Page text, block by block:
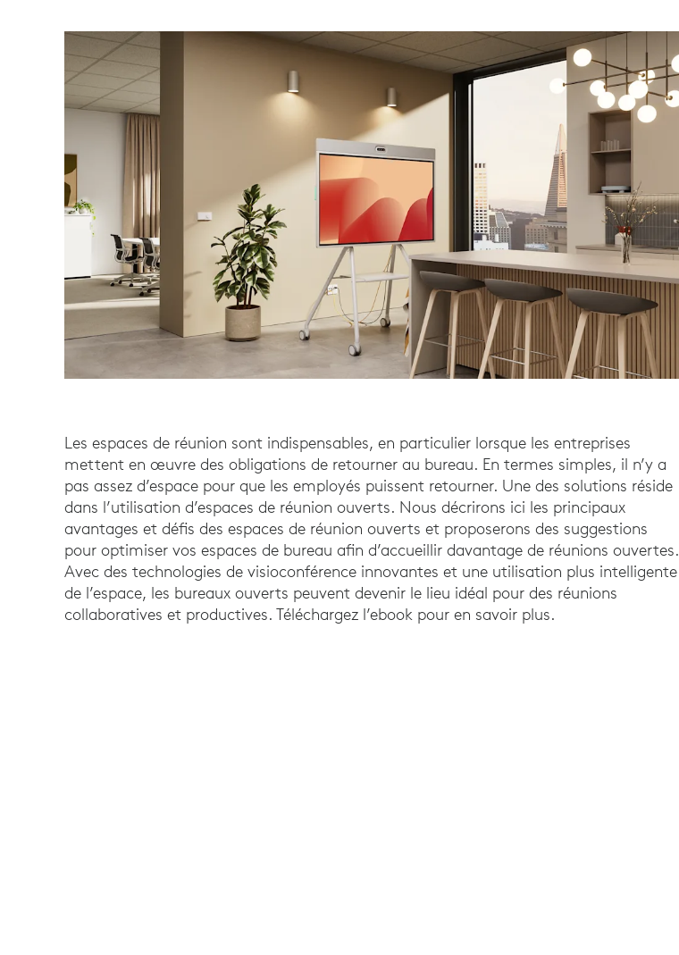
Les espaces de réunion sont indispensables, en particulier lorsque les entreprises
mettent en œuvre des obligations de retourner au bureau. En termes simples, il n’y a
pas assez d’espace pour que les employés puissent retourner. Une des solutions réside
dans l’utilisation d’espaces de réunion ouverts. Nous décrirons ici les principaux
avantages et défis des espaces de réunion ouverts et proposerons des suggestions
pour optimiser vos espaces de bureau afin d’accueillir davantage de réunions ouvertes.
Avec des technologies de visioconférence innovantes et une utilisation plus intelligente
de l’espace, les bureaux ouverts peuvent devenir le lieu idéal pour des réunions
collaboratives et productives. Téléchargez l’ebook pour en savoir plus.